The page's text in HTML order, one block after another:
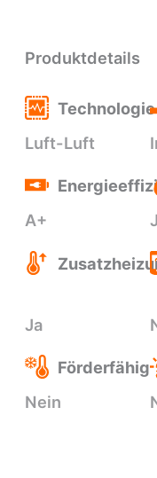
Produktdetails
Technologie
Luft-Luft
A+
Ja
Förderfähig
Nein